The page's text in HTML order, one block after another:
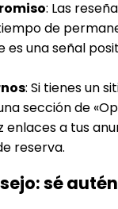
: Las
de
es una señal
: Si tienes un
sección de
enlaces a tus
reserva.
sé